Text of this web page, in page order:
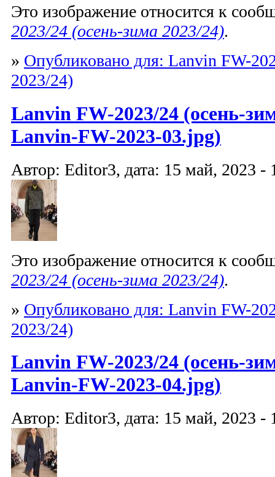
Это изображение относится к
2023/24 (осень-зима 2023/24).
» Опубликовано для: Lanvin FW-
2023/24)
Lanvin FW-2023/24 (осень-
Lanvin-FW-2023-03.jpg)
Автор: Editor3, дата: 15 май, 2023 -
Это изображение относится к
2023/24 (осень-зима 2023/24).
» Опубликовано для: Lanvin FW-
2023/24)
Lanvin FW-2023/24 (осень-
Lanvin-FW-2023-04.jpg)
Автор: Editor3, дата: 15 май, 2023 -